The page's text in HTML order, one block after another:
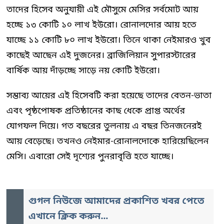
তাদের হিসেব অনুযায়ী এই মৌসুমে মেসির সর্বমোট আয়
হচ্ছে ১৩ কোটি ১০ লাখ ইউরো। রোনালদোর আয় হতে
যাচ্ছে ১১ কোটি ৮০ লাখ ইউরো। তিনে থাকা নেইমারও খুব
কাছেই আছেন এই দুজনের। ব্রাজিলিয়ান সুপারস্টারের
বার্ষিক আয় দাঁড়চ্ছে সাড়ে নয় কোটি ইউরো।
সম্ভাব্য আয়ের এই হিসেবটি করা হয়েছে তাদের বেতন-ভাতা
এবং পৃষ্ঠপোষক প্রতিষ্ঠানের কাছ ধেকে প্রাপ্ত অর্থের
যোগফল দিয়ে। গত বছরের তুলনায় এ বছর তিনজনেরই
আয় বেড়েছে। তখনও নেইমার-রোনালদোকে হারিয়েছিলেন
মেসি। এবারো সেই দৃশ্যের পুনরাবৃত্তি হতে যাচ্ছে।
গুগল নিউজে আমাদের প্রকাশিত খবর পেতে
এখানে ক্লিক করুন...